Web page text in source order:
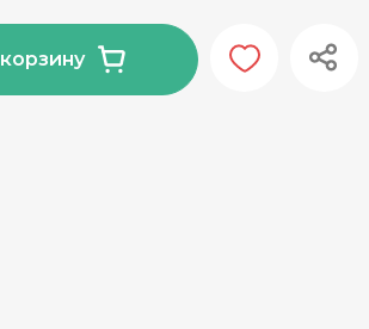
Соус и уксус
Чай